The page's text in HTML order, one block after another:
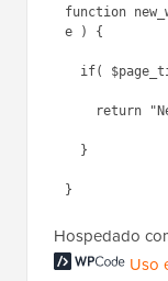
function
e ) {
Hospedado
Uso